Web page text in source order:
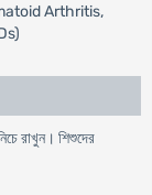
Arthritis,
রাখুন। শিশুদের